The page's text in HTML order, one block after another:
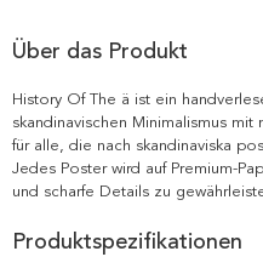
Über das Produkt
History Of The ä ist ein
skandinavischen Minimalismus
für alle, die nach skandinaviska
Jedes Poster wird auf Premium-
und scharfe Details zu
Produktspezifikationen